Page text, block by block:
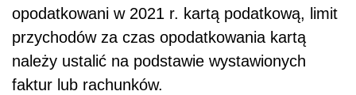
opodatkowani w 2021 r. kartą podatkową, limit
przychodów za czas opodatkowania kartą
należy ustalić na podstawie wystawionych
faktur lub rachunków.